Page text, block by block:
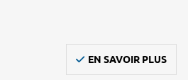
EN SAVOIR PLUS